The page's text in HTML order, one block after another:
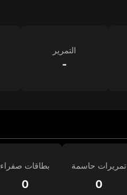
التمرير
-
تمريرات حاسمة
0
بطاقات صفراء
0